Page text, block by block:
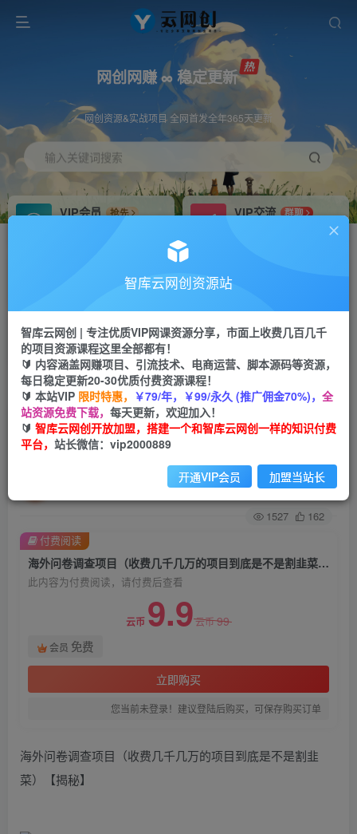
网创网赚 ∞ 稳定更新
网创资源&实战项目 全网首发全年365天更新
输入关键词搜索
VIP会员
抢先
VIP交流
群聊
研究探讨更多创业项目路子。
会员专属推广链接
网赚网创 项目
365天稳定跟新
APP下载
GO
首页 创业课程 会员免费 正文
海外问卷调查项目（收费几千几万的项目到底是不
是割韭菜）【揭秘】
关注 私信
1527 162
海外问卷调查项目（收费几千几万的项目到底是不是割韭菜）【揭秘】
此内容为付费阅读，请付费后查看
云币 9.9云币99
会员 免费
立即购买
您当前未登录！建议登陆后购买，可保存购买订单
付费阅读
海外问卷调查项目（收费几千几万的项目到底是不是割韭
菜）【揭秘】
智库云网创资源站
智库云网创 | 专注优质VIP网课资源分享，市面上收费几百几千
的项目资源课程这里全部都有！
🔰 内容涵盖网赚项目、引流技术、电商运营、脚本源码等资源，
每日稳定更新20-30优质付费资源课程！
🔰 本站VIP 限时特惠， ￥79/年，￥99/永久 (推广佣金70%)， 全
站资源免费下载， 每天更新，欢迎加入！
🔰 智库云网创开放加盟，搭建一个和智库云网创一样的知识付费
平台， 站长微信：vip2000889
开通VIP会员 加盟当站长